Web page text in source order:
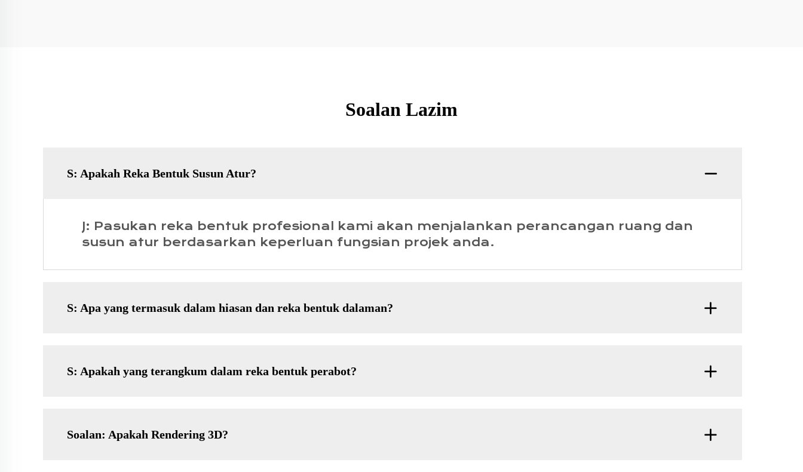
Soalan Lazim
S: Apakah Reka Bentuk Susun Atur?
J: Pasukan reka bentuk profesional kami akan menjalankan perancangan ruang dan
susun atur berdasarkan keperluan fungsian projek anda.
S: Apa yang termasuk dalam hiasan dan reka bentuk dalaman?
S: Apakah yang terangkum dalam reka bentuk perabot?
Soalan: Apakah Rendering 3D?